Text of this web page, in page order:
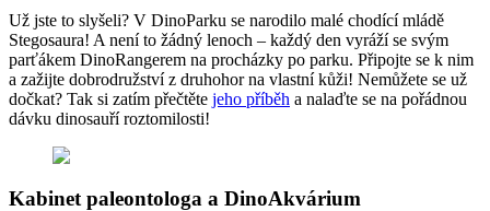
Už jste to slyšeli? V DinoParku se narodilo malé chodící mládě
Stegosaura! A není to žádný lenoch – každý den vyráží se svým
parťákem DinoRangerem na procházky po parku. Připojte se k nim
a zažijte dobrodružství z druhohor na vlastní kůži! Nemůžete se už
dočkat? Tak si zatím přečtěte jeho příběh a nalaďte se na pořádnou
dávku dinosauří roztomilosti!
Kabinet paleontologa a DinoAkvárium